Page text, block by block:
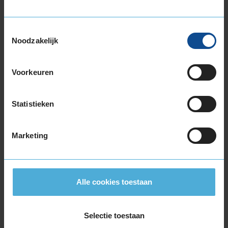
Noodzakelijk
Voorkeuren
Statistieken
Marketing
Alle cookies toestaan
Selectie toestaan
225/50R17 98H EXTRALOAD RUNFLAT
225/55R17 97H
225/60R17 99H
205/40R18 86V EXTRALOAD RUNFLAT